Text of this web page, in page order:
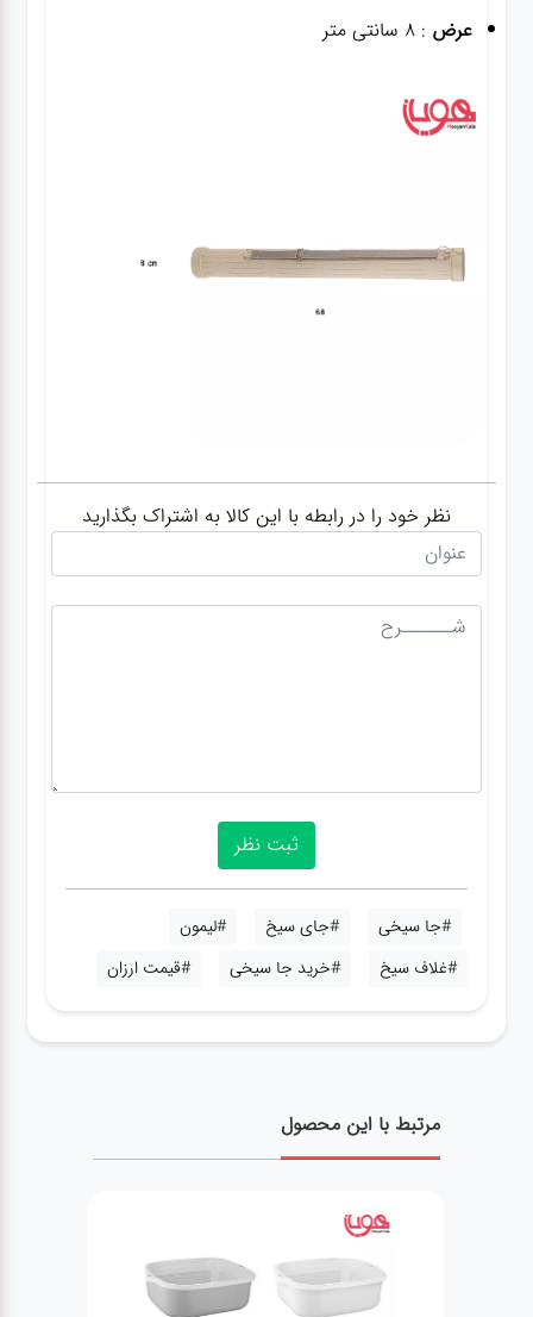
عرض : 8 سانتی متر
نظر خود را در رابطه با این کالا به اشتراک بگذارید
#جا سیخی #جای سیخ
#لیمون
#غلاف سیخ
#خرید جا سیخی #قیمت ارزان
مرتبط با این محصول